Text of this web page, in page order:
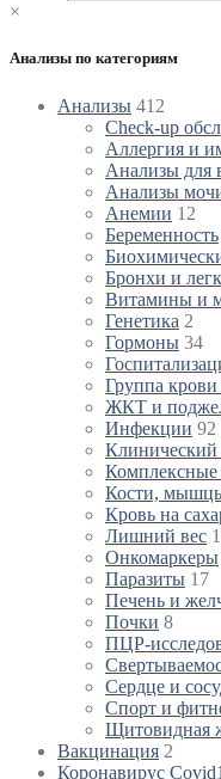
×
Анализы по категориям
Анализы 412
Check-up
Аллергия и
Анализы для
Анализы
Анемии 12
Беременность
Бронхи и
Витамины и
Генетика 2
Гормоны 34
Группа крови
ЖКТ и
Инфекции 92
Клинический
Комплексные
Кости,
Кровь на
Лишний вес
Онкомаркеры
Паразиты 17
Печень и
Почки 8
ПЦР-
Сердце и
Спорт и
Щитовидная
Вакцинация 2
Коронавирус